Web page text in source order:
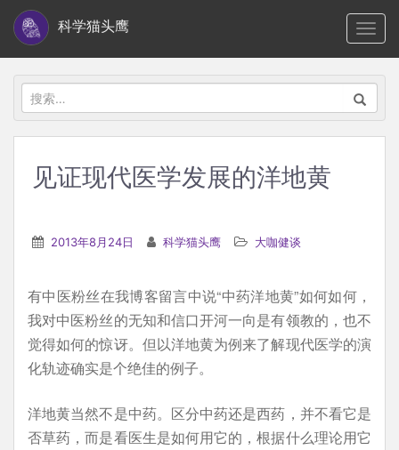
i
科学猫头鹰
搜
索：
见证现代医学发展的洋地黄
2013年8月24日 科学猫头鹰 大咖健谈
有中医粉丝在我博客留言中说“中药洋地黄”如何如何，
我对中医粉丝的无知和信口开河一向是有领教的，也不
觉得如何的惊讶。但以洋地黄为例来了解现代医学的演
化轨迹确实是个绝佳的例子。
洋地黄当然不是中药。区分中药还是西药，并不看它是
否草药，而是看医生是如何用它的，根据什么理论用它